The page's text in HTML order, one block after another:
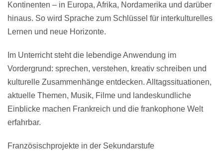
Kontinenten – in Europa, Afrika, Nordamerika und darüber
hinaus. So wird Sprache zum Schlüssel für interkulturelles
Lernen und neue Horizonte.
Im Unterricht steht die lebendige Anwendung im
Vordergrund: sprechen, verstehen, kreativ schreiben und
kulturelle Zusammenhänge entdecken. Alltagssituationen,
aktuelle Themen, Musik, Filme und landeskundliche
Einblicke machen Frankreich und die frankophone Welt
erfahrbar.
Französischprojekte in der Sekundarstufe